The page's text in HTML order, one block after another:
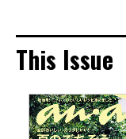
This Issue